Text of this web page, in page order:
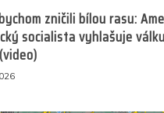
zničili bílou rasu:
socialista vyhlašuje